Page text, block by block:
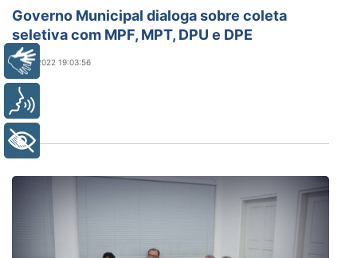
Governo Municipal dialoga sobre coleta
seletiva com MPF, MPT, DPU e DPE
17/08/2022 19:03:56
Libras
+ Acessibilidade